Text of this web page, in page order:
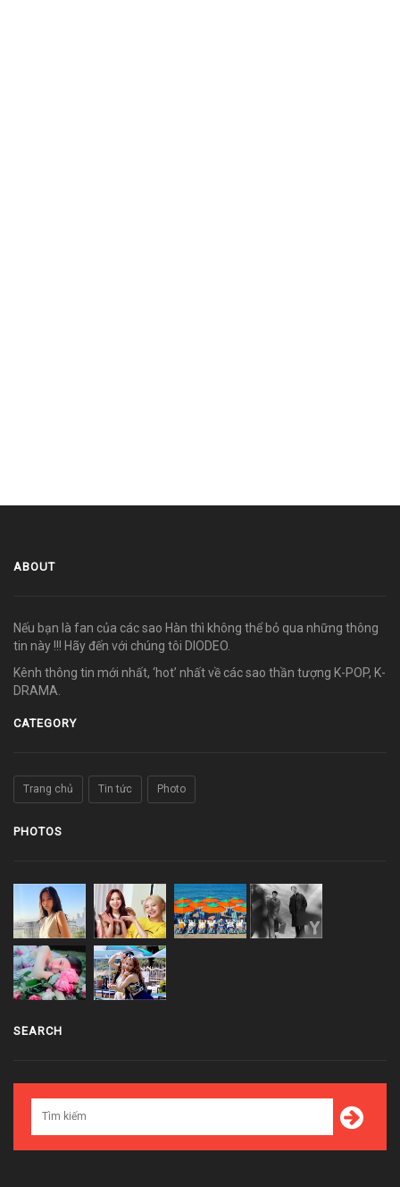
ABOUT
Nếu bạn là fan của các sao Hàn thì không thể bỏ qua những thông
tin này !!! Hãy đến với chúng tôi DIODEO.
Kênh thông tin mới nhất, ‘hot’ nhất về các sao thần tượng K-POP, K-
DRAMA.
CATEGORY
Trang chủ Tin tức Photo
PHOTOS
SEARCH